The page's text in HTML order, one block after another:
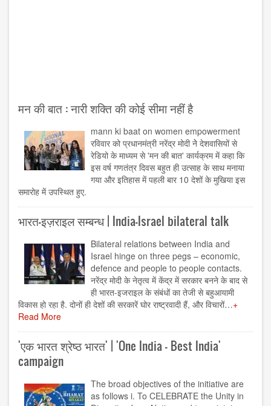
मन की बात : नारी शक्ति की कोई सीमा नहीं है
mann ki baat on women empowerment
रविवार को प्रधानमंत्री नरेंद्र मोदी नेे देशवासियों से
रेडियो के माध्यम से 'मन की बात' कार्यक्रम में कहा कि
इस वर्ष गणतंत्र दिवस बहुत ही उत्साह के साथ मनाया
गया और इतिहास में पहली बार 10 देशों के मुखिया इस
समारोह में उपस्थित हुए.
भारत-इज़राइल सम्बन्ध | India-Israel bilateral talk
Bilateral relations between India and
Israel hinge on three pegs – economic,
defence and people to people contacts.
नरेंद्र मोदी के नेतृत्व में केंद्र में सरकार बनने के बाद से
ही भारत-इजराइल के संबंधों का तेजी से बहुआयामी
विकास हो रहा है. दोनों ही देशों की सरकारें घोर राष्ट्रवादी हैं, और विचारों…
Read More
'एक भारत श्रेष्ठ भारत' | 'One India - Best India'
campaign
The broad objectives of the initiative are
as follows i. To CELEBRATE the Unity in